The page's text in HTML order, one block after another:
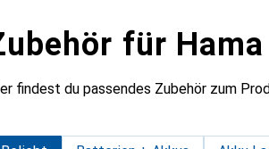
für
findest du passendes Zubehör zum